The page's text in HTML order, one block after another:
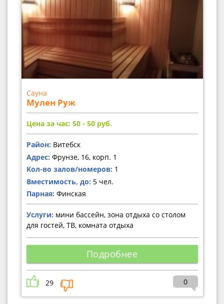
Сауна
Мулен Руж
Цена за час: 50 - 50 руб.
Район: Витебск
Адрес: Фрунзе, 16, корп. 1
Кол-во залов/номеров: 1
Вместимость, до: 5 чел.
Парная: Финская
Услуги: мини бассейн, зона отдыха со столом
для гостей, ТВ, комната отдыха
Подробнее
29 0